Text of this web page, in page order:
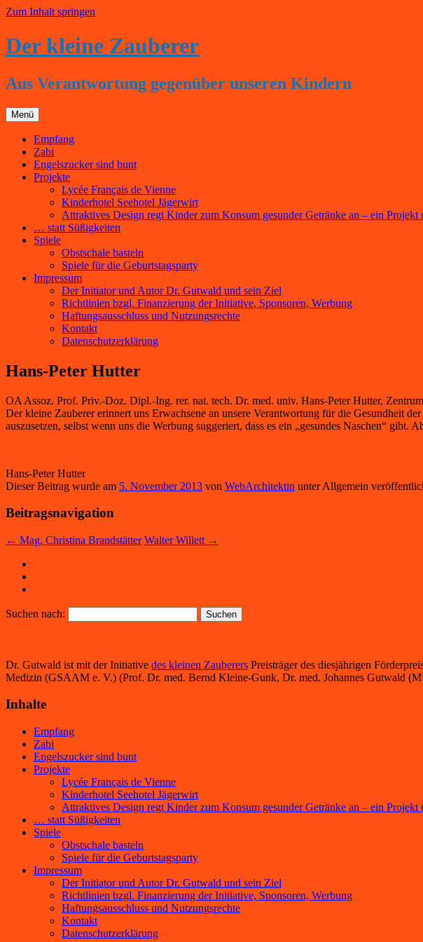
Zum Inhalt springen
Der kleine Zauberer
Aus Verantwortung gegenüber unseren Kindern
Menü
Empfang
Zabi
Engelszucker sind bunt
Projekte
Lycée Français de Vienne
Kinderhotel Seehotel Jägerwirt
Attraktives Design regt Kinder zum Konsum gesunder Getränke an – ein Projekt
… statt Süßigkeiten
Spiele
Obstschale basteln
Spiele für die Geburtstagsparty
Impressum
Der Initiator und Autor Dr. Gutwald und sein Ziel
Richtlinien bzgl. Finanzierung der Initiative, Sponsoren, Werbung
Haftungsausschluss und Nutzungsrechte
Kontakt
Datenschutzerklärung
Hans-Peter Hutter
OA Assoz. Prof. Priv.-Doz. Dipl.-Ing. rer. nat. tech. Dr. med. univ. Hans-Peter Hutter,
Der kleine Zauberer erinnert uns Erwachsene an unsere Verantwortung für die Gesundheit
auszusetzen, selbst wenn uns die Werbung suggeriert, dass es ein „gesundes Naschen“ gibt.
Hans-Peter Hutter
Dieser Beitrag wurde am 5. November 2013 von WebArchitektin unter Allgemein
Beitragsnavigation
← Mag. Christina Brandstätter Walter Willett →
Suchen nach:
Dr. Gutwald ist mit der Initiative des kleinen Zauberers Preisträger des diesjährigen
Medizin (GSAAM e. V.) (Prof. Dr. med. Bernd Kleine-Gunk, Dr. med. Johannes Gutwald
Inhalte
Empfang
Zabi
Engelszucker sind bunt
Projekte
Lycée Français de Vienne
Kinderhotel Seehotel Jägerwirt
Attraktives Design regt Kinder zum Konsum gesunder Getränke an – ein Projekt
… statt Süßigkeiten
Spiele
Obstschale basteln
Spiele für die Geburtstagsparty
Impressum
Der Initiator und Autor Dr. Gutwald und sein Ziel
Richtlinien bzgl. Finanzierung der Initiative, Sponsoren, Werbung
Haftungsausschluss und Nutzungsrechte
Kontakt
Datenschutzerklärung